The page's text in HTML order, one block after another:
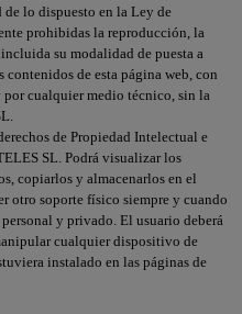
de lo dispuesto en la Ley de
prohibidas la reproducción, la
su modalidad de puesta a
de esta página web, con
cualquier medio técnico, sin la
de Propiedad Intelectual e
SL. Podrá visualizar los
copiarlos y almacenarlos en el
otro soporte físico siempre y cuando
y privado. El usuario deberá
cualquier dispositivo de
instalado en las páginas de